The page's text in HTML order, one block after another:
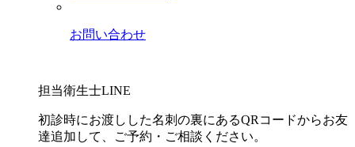
お問い合わせ
担当衛生士LINE
初診時にお渡しした名刺の裏にあるQRコードからお友
達追加して、ご予約・ご相談ください。